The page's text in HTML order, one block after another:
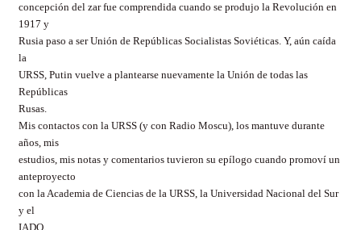
concepción del zar fue comprendida cuando se produjo la Revolución en
1917 y
Rusia paso a ser Unión de Repúblicas Socialistas Soviéticas. Y, aún caída
la
URSS, Putin vuelve a plantearse nuevamente la Unión de todas las
Repúblicas
Rusas.
Mis contactos con la URSS (y con Radio Moscu), los mantuve durante
años, mis
estudios, mis notas y comentarios tuvieron su epílogo cuando promoví un
anteproyecto
con la Academia de Ciencias de la URSS, la Universidad Nacional del Sur
y el
IADO.